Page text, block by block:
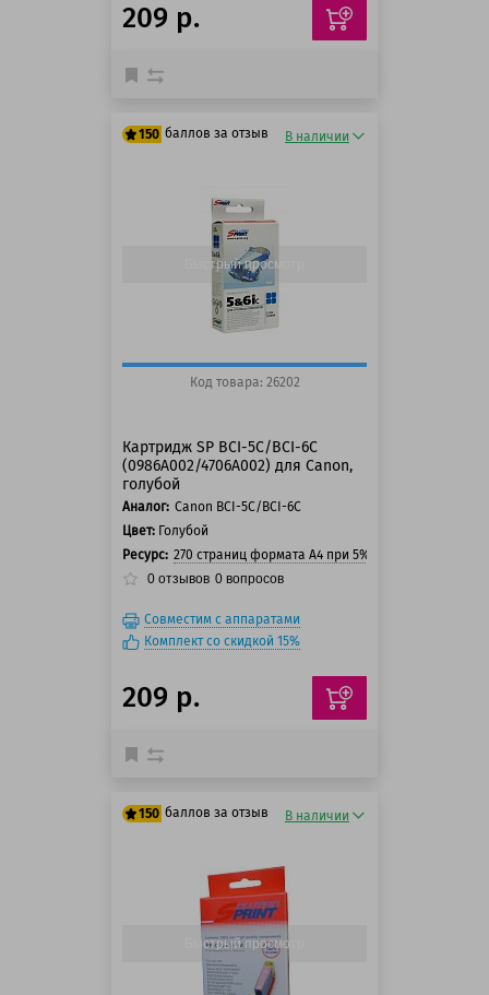
209 р.
150 баллов за отзыв
150 баллов
В наличии
Быстрый просмотр
Код товара: 26202
Картридж SP BCI-5C/BCI-6C
(0986A002/4706A002) для Canon,
голубой
Аналог: Canon BCI-5C/BCI-6C
Цвет: Голубой
Ресурс: 270 страниц формата А4 при 5% заполнении
0 отзывов 0 вопросов
Совместим с аппаратами
Комплект со скидкой 15%
209 р.
150 баллов за отзыв
125 баллов
150 баллов
В наличии
Быстрый просмотр